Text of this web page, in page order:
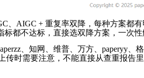
AIGC + 重复率双降，每种方案都
都不达标，直接选双降方案，一次性
、知网、维普、万方、paperyy
时需要注意，不能直接从查重报